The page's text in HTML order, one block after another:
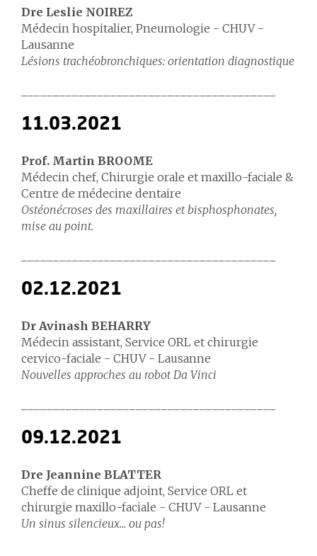
Dre Leslie NOIREZ
Médecin hospitalier, Pneumologie - CHUV -
Lausanne
Lésions trachéobronchiques: orientation diagnostique
11.03.2021
Prof. Martin BROOME
Médecin chef, Chirurgie orale et maxillo-faciale &
Centre de médecine dentaire
Ostéonécroses des maxillaires et bisphosphonates,
mise au point.
02.12.2021
Dr Avinash BEHARRY
Médecin assistant, Service ORL et chirurgie
cervico-faciale - CHUV - Lausanne
Nouvelles approches au robot Da Vinci
09.12.2021
Dre Jeannine BLATTER
Cheffe de clinique adjoint, Service ORL et
chirurgie maxillo-faciale - CHUV - Lausanne
Un sinus silencieux... ou pas!